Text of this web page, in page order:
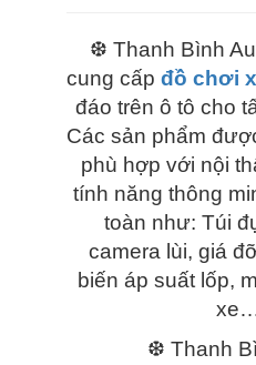
❆ Thanh Bình
cung cấp đồ chơi
đáo trên ô tô cho
Các sản phẩm
phù hợp với nội
tính năng thông
toàn như: Túi
camera lùi, giá
biến áp suất lốp,
❆ Thanh